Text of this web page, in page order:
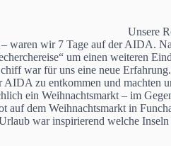
Unsere
waren wir 7 Tage auf der AIDA.
um einen weiteren
war für uns eine neue
AIDA zu entkommen und machten
ein Weihnachtsmarkt – im
auf dem Weihnachtsmarkt in
war inspirierend welche